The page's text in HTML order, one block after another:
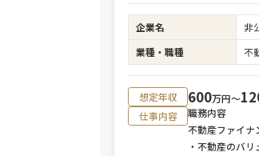
企業名 非
業種・職種
不
想定年収 600万円〜
仕事内容
職務内容
不動産ファイナ
・不動産のバリ